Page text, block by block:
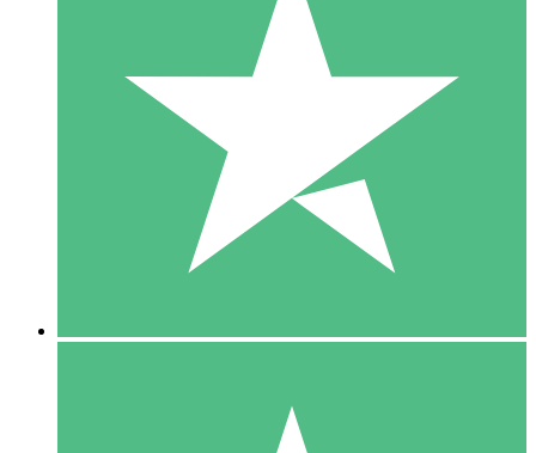
Pacchetti di Crediti Individuali
Paga a consumo con crediti di download. Nessun impegno
1 Download
10
US$1500
10 Download